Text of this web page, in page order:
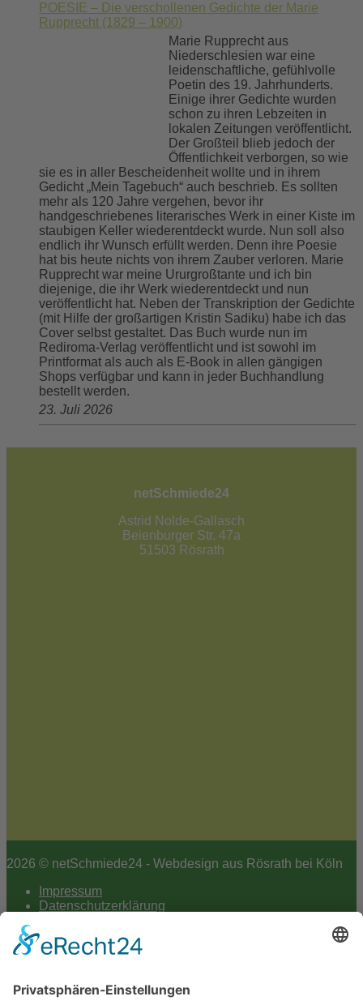
POESIE – Die verschollenen Gedichte der Marie
Rupprecht (1829 – 1900)
Marie Rupprecht aus
Niederschlesien war eine
leidenschaftliche, gefühlvolle
Poetin des 19. Jahrhunderts.
Einige ihrer Gedichte wurden
schon zu ihren Lebzeiten in
lokalen Zeitungen veröffentlicht.
Der Großteil blieb jedoch der
Öffentlichkeit verborgen, so wie
sie es in aller Bescheidenheit wollte und in ihrem
Gedicht „Mein Tagebuch“ auch beschrieb. Es sollten
mehr als 120 Jahre vergehen, bevor ihr
handgeschriebenes literarisches Werk in einer Kiste im
staubigen Keller wiederentdeckt wurde. Nun soll also
endlich ihr Wunsch erfüllt werden. Denn ihre Poesie
hat bis heute nichts von ihrem Zauber verloren. Marie
Rupprecht war meine Ururgroßtante und ich bin
diejenige, die ihr Werk wiederentdeckt und nun
veröffentlicht hat. Neben der Transkription der Gedichte
(mit Hilfe der großartigen Kristin Sadiku) habe ich das
Cover selbst gestaltet. Das Buch wurde nun im
Rediroma-Verlag veröffentlicht und ist sowohl im
Printformat als auch als E-Book in allen gängigen
Shops verfügbar und kann in jeder Buchhandlung
bestellt werden.
23. Juli 2026
netSchmiede24
Astrid Nolde-Gallasch
Beienburger Str. 47a
51503 Rösrath
2026 © netSchmiede24 - Webdesign aus Rösrath bei Köln
Impressum
Datenschutzerklärung
Cookie-Einstellungen
to